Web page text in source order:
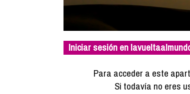
Iniciar sesión en
Para acceder a este
Si todavía no eres